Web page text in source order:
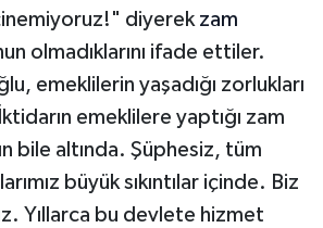
diyerekzam
olmadıklarını ifade ettiler.
emeklilerin yaşadığı zorlukları
emeklilere yaptığı zam
bile altında. Şüphesiz, tüm
büyük sıkıntılar içinde. Biz
Yıllarca bu devlete hizmet